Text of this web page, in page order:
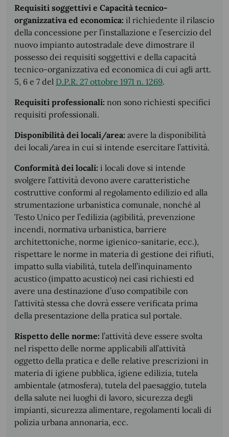
Requisiti soggettivi e Capacità tecnico-
organizzativa ed economica: il richiedente il rilascio
della concessione per l’installazione e l’esercizio del
nuovo impianto autostradale deve dimostrare il
possesso dei requisiti soggettivi e della capacità
tecnico-organizzativa ed economica di cui agli artt.
5, 6 e 7 del D.P.R. 27 ottobre 1971 n. 1269.
Requisiti professionali: non sono richiesti specifici
requisiti professionali.
Disponibilità dei locali/area: avere la disponibilità
dei locali/area in cui si intende esercitare l’attività.
Conformità dei locali: i locali dove si intende
svolgere l’attività devono avere caratteristiche
costruttive conformi al regolamento edilizio ed alla
strumentazione urbanistica comunale, nonché al
Testo Unico per l’edilizia (agibilità, prevenzione
incendi, normativa urbanistica, barriere
architettoniche, norme igienico-sanitarie, ecc.),
rispettare le norme in materia di gestione dei rifiuti,
impatto sulla viabilità, tutela dell’inquinamento
acustico (impatto acustico) nei casi richiesti ed
avere una destinazione d’uso compatibile con
l’attività stessa che dovrà essere verificata prima
della presentazione della pratica sul portale.
Rispetto delle norme: l’attività deve essere svolta
nel rispetto delle norme applicabili all’attività
oggetto della pratica e delle relative prescrizioni in
materia di igiene pubblica, igiene edilizia, tutela
ambientale (atmosfera), tutela del paesaggio, tutela
della salute nei luoghi di lavoro, sicurezza degli
impianti, sicurezza alimentare, regolamenti locali di
polizia urbana annonaria, ecc.